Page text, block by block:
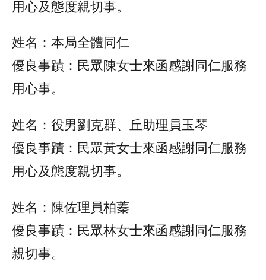
用心及態度親切事。
姓名：本局全體同仁
優良事蹟：民眾陳女士來函感謝同仁服務
用心事。
姓名：役男劉克群、丘助理員玉琴
優良事蹟：民眾黃女士來函感謝同仁服務
用心及態度親切事。
姓名：陳佐理員柏蓁
優良事蹟：民眾林女士來函感謝同仁服務
親切事。